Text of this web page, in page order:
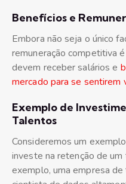
Benefícios e
Embora não seja o único
remuneração competitiva
devem receber salários e
mercado para se sentirem
Exemplo de
Talentos
Consideremos um
investe na retenção de
exemplo, uma empresa